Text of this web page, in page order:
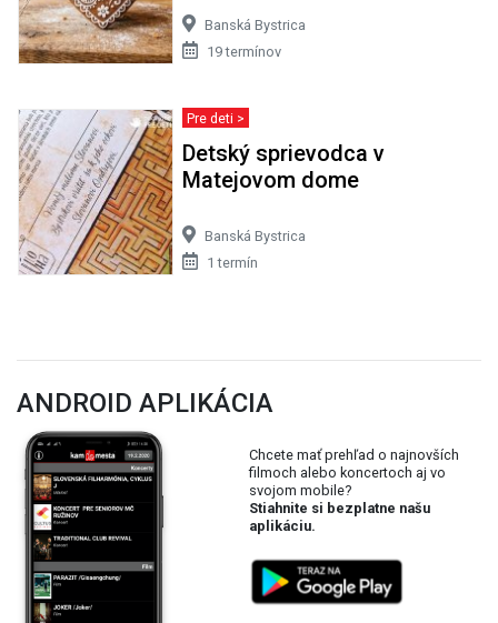
Banská Bystrica
19 termínov
Pre deti >
Detský sprievodca v
Matejovom dome
Banská Bystrica
1 termín
ANDROID APLIKÁCIA
Chcete mať prehľad o najnovších
filmoch alebo koncertoch aj vo
svojom mobile?
Stiahnite si bezplatne našu
aplikáciu.